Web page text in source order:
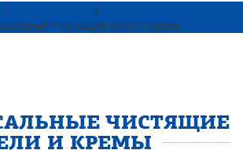
/ /
чистящие гели и кремы
ЧИСТЯЩИЕ
И КРЕМЫ